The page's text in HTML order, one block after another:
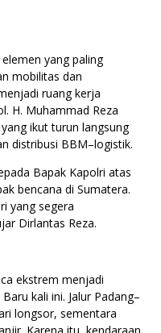
yang paling
mobilitas dan
ruang kerja
H. Muhammad Reza
yang ikut turun langsung
distribusi BBM–logistik.
Bapak Kapolri atas
bencana di Sumatera.
yang segera
Dirlantas Reza.
ekstrem menjadi
kali ini. Jalur Padang–
longsor, sementara